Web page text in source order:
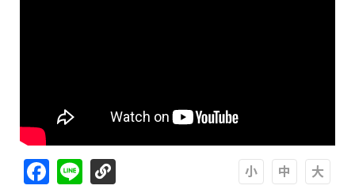
Facebook
Line